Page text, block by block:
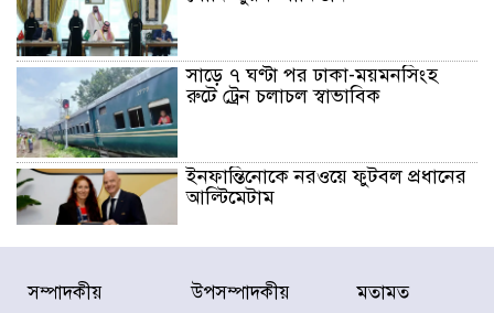
সাড়ে ৭ ঘণ্টা পর ঢাকা-ময়মনসিংহ
রুটে ট্রেন চলাচল স্বাভাবিক
ইনফান্তিনোকে নরওয়ে ফুটবল প্রধানের
আল্টিমেটাম
দেশে ভারি বৃষ্টির সতর্কবার্তা, ১০
জেলায় বন্যার পূর্বাভাস
সম্পাদকীয় উপসম্পাদকীয় মতামত